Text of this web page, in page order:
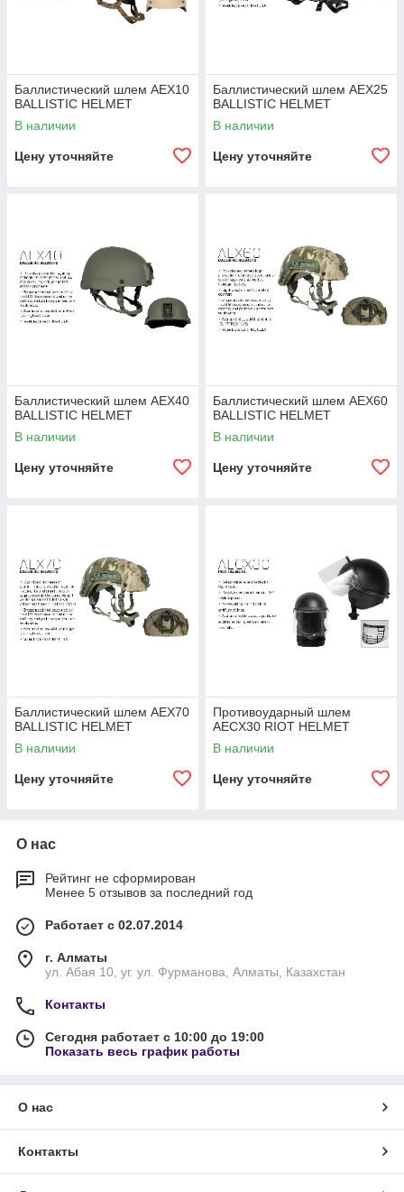
Баллистический шлем AEX10
BALLISTIC HELMET
В наличии
Цену уточняйте
Баллистический шлем AEX25
BALLISTIC HELMET
В наличии
Цену уточняйте
Баллистический шлем AEX40
BALLISTIC HELMET
В наличии
Цену уточняйте
Баллистический шлем AEX60
BALLISTIC HELMET
В наличии
Цену уточняйте
Баллистический шлем AEX70
BALLISTIC HELMET
В наличии
Цену уточняйте
Противоударный шлем
AECX30 RIOT HELMET
В наличии
Цену уточняйте
О нас
Рейтинг не сформирован
Менее 5 отзывов за последний год
Работает с 02.07.2014
г. Алматы
ул. Абая 10, уг. ул. Фурманова, Алматы, Казахстан
Контакты
Сегодня работает с 10:00 до 19:00
Показать весь график работы
О нас
Контакты